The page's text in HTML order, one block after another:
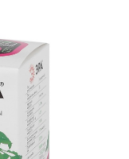
ЗА САДОМ
САДА
УКРАШЕНИЯ
ДОМА